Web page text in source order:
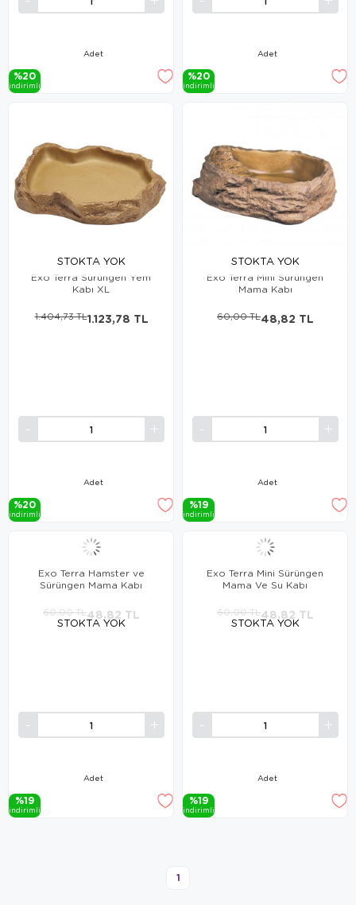
Adet
%20
i̇ndi̇ri̇mli̇
Adet
%20
i̇ndi̇ri̇mli̇
STOKTA YOK
Exo Terra Sürüngen Yem
Kabı XL
Adet
1.123,78 TL
1.404,73 TL
%20
i̇ndi̇ri̇mli̇
STOKTA YOK
Exo Terra Mini Sürüngen
Mama Kabı
Adet
48,82 TL
60,00 TL
%19
i̇ndi̇ri̇mli̇
STOKTA YOK
Exo Terra Hamster ve
Sürüngen Mama Kabı
Adet
48,82 TL
60,00 TL
%19
i̇ndi̇ri̇mli̇
STOKTA YOK
Exo Terra Mini Sürüngen
Mama Ve Su Kabı
Adet
48,82 TL
60,00 TL
%19
i̇ndi̇ri̇mli̇
1